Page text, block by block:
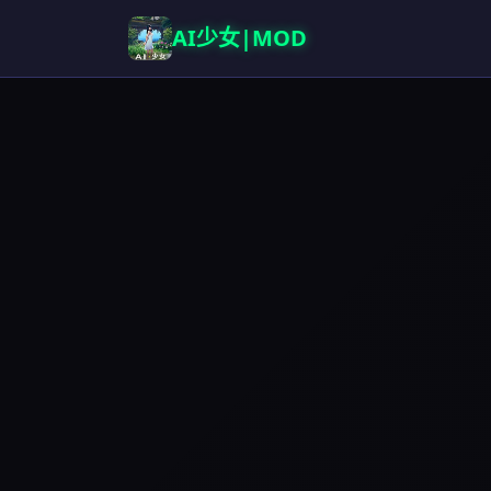
AI少女|MOD